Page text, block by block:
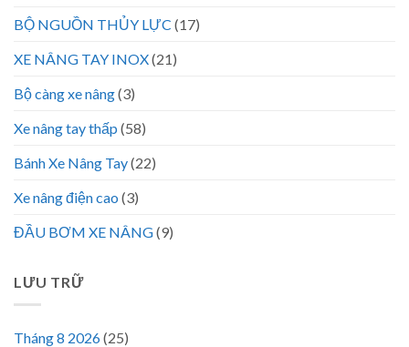
BỘ NGUỒN THỦY LỰC (17)
XE NÂNG TAY INOX(21)
Bộ càng xe nâng(3)
Xe nâng tay thấp (58)
Bánh Xe Nâng Tay(22)
Xe nâng điện cao (3)
ĐẦU BƠM XE NÂNG(9)
LƯU TRỮ
Tháng 8 2026(25)